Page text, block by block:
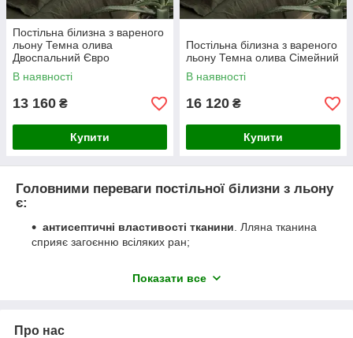
Постільна білизна з вареного
льону Темна олива
Двоспальний Євро
В наявності
13 160 ₴
Купити
Постільна білизна з вареного
льону Темна олива Сімейний
В наявності
16 120 ₴
Купити
Головними переваги постільної білизни з льону
є:
антисептичні властивості тканини . Лляна тканина
сприяє загоєнню всіляких ран;
пропускає повітря, вбирає і відводить вологу від тіла;
охолоджує, в прохолодне час зігріває;
Показати все
Про нас